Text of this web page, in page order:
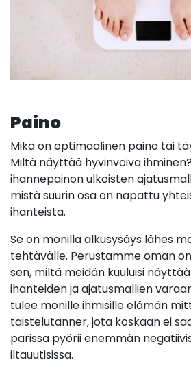
Paino
Mikä on optimaalinen paino tai
Miltä näyttää hyvinvoiva
ihannepainon ulkoisten
mistä suurin osa on napattu
ihanteista.
Se on monilla alkusysäys lähes
tehtävälle. Perustamme oman
sen, miltä meidän kuuluisi
ihanteiden ja ajatusmallien
tulee monille ihmisille elämän
taistelutanner, jota koskaan ei
parissa pyörii enemmän
iltauutisissa.